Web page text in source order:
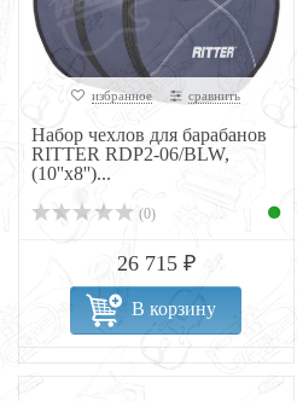
избранное сравнить
Набор чехлов для барабанов
RITTER RDP2-06/BLW,
(10''х8'')...
(0)
26 715 ₽
В корзину